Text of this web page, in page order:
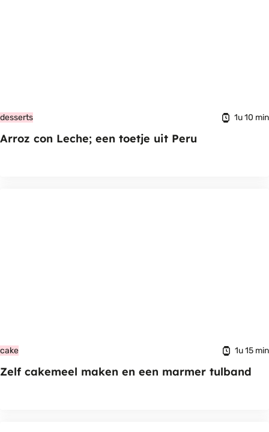
desserts 1u 10 min
Arroz con Leche; een toetje uit Peru
cake 1u 15 min
Zelf cakemeel maken en een marmer tulband